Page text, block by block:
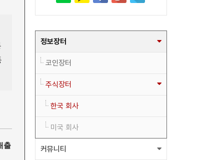
출
정보장터
코인장터
주식장터
한국 회사
미국 회사
커뮤니티